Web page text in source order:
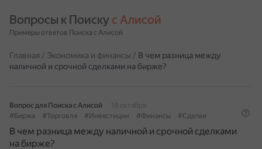
Вопросы к Поиску с Алисой
Примеры ответов Поиска с Алисой
Главная / Экономика и финансы / В чем разница между
наличной и срочной сделками на бирже?
Вопрос для Поиска с Алисой
18 октября
#Биржа
#Торговля #Инвестиции #Финансы #Сделки
В чем разница между наличной и срочной сделками
на бирже?